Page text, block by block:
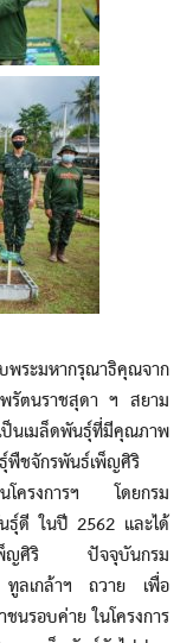
มหากรุณาธิคุณจาก
พรัตนราชสุดา ฯ สยาม
นเมล็ดพันธุ์ที่มีคุณภาพ
พืชจักรพันธ์เพ็ญศิริ
โครงการฯ โดยกรม
นธุ์ดี ในปี 2562 และได้
เพ็ญศิริ ปัจจุบันกรม
ทูลเกล้าฯ ถวาย เพื่อ
นรอบค่าย ในโครงการ